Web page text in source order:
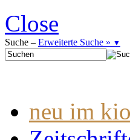
Close
Suche – Erweiterte Suche » ▼
neu im